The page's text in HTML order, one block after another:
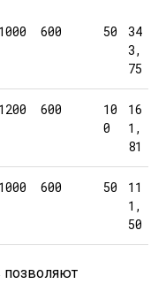
1000 600 50
34
3,
75
1200 600
10
0
16
1,
81
1000 600 50
11
1,
50
позволяют